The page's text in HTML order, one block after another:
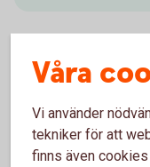
För dig
Höj ditt bolån
Våra
Vi använder
tekniker för att
finns även